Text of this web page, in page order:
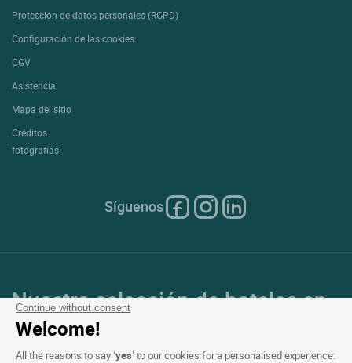
Continue without consent
Welcome!
All the reasons to say ‘yes’ to our cookies for a personalised experience:
Protección de datos personales (RGPD)
Configuración de las cookies
CGV
Asistencia
Mapa del sitio
Créditos
fotografías
Síguenos
Nuestra selección de hoteles en
Francia y en Europa